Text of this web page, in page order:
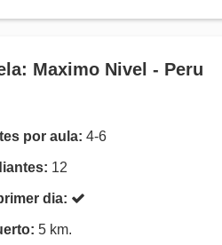
Maximo Nivel - Peru
por aula: 4-6
12
dia:
5 km.